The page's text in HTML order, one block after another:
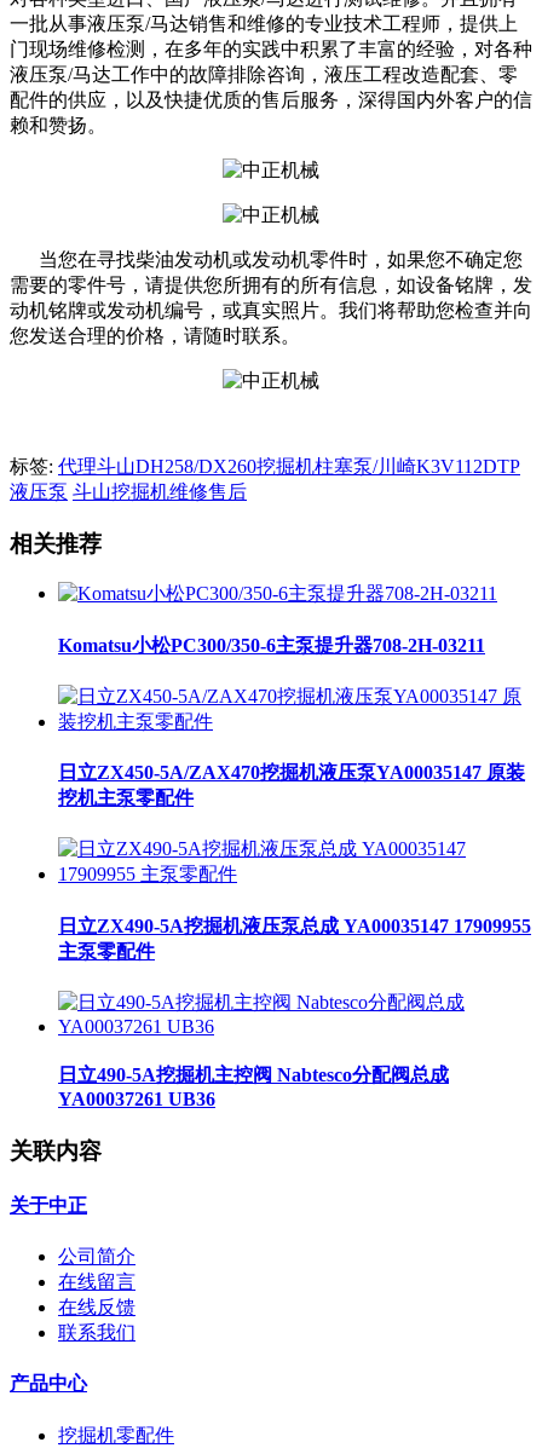
一批从事液压泵/马达销售和维修的专业技术工程师，提供上
门现场维修检测，在多年的实践中积累了丰富的经验，对各种
液压泵/马达工作中的故障排除咨询，液压工程改造配套、零
配件的供应，以及快捷优质的售后服务，深得国内外客户的信
赖和赞扬。
当您在寻找柴油发动机或发动机零件时，如果您不确定您
需要的零件号，请提供您所拥有的所有信息，如设备铭牌，发
动机铭牌或发动机编号，或真实照片。我们将帮助您检查并向
您发送合理的价格，请随时联系。
标签: 代理斗山DH258/DX260挖掘机柱塞泵/川崎K3V112DTP
液压泵 斗山挖掘机维修售后
相关推荐
Komatsu小松PC300/350-6主泵提升器708-2H-03211
日立ZX450-5A/ZAX470挖掘机液压泵YA00035147 原装
挖机主泵零配件
日立ZX490-5A挖掘机液压泵总成 YA00035147 17909955
主泵零配件
日立490-5A挖掘机主控阀 Nabtesco分配阀总成
YA00037261 UB36
关联内容
关于中正
公司简介
在线留言
在线反馈
联系我们
产品中心
挖掘机零配件